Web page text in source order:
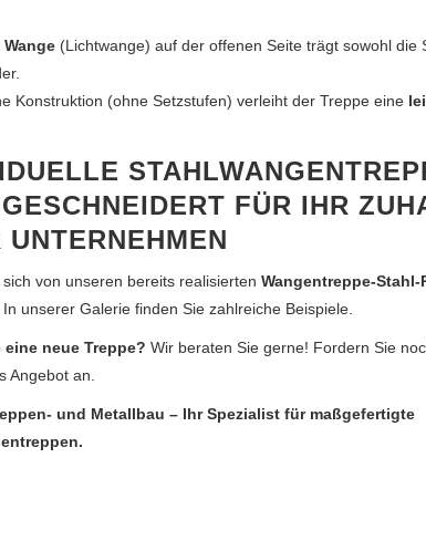
(Lichtwange) auf der offenen Seite trägt sowohl die
Konstruktion (ohne Setzstufen) verleiht der Treppe eine
FÜR IHR
sich von unseren bereits realisierten Wangentreppe-Stahl-
unserer Galerie finden Sie zahlreiche Beispiele.
eine neue Treppe? Wir beraten Sie gerne! Fordern Sie
Angebot an.
und Metallbau – Ihr Spezialist für maßgefertigte